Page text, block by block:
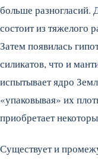
больше разногласий.
состоит из тяжелого
Затем появилась
силикатов, что и
испытывает ядро
«упаковывая» их
приобретает
Существует и